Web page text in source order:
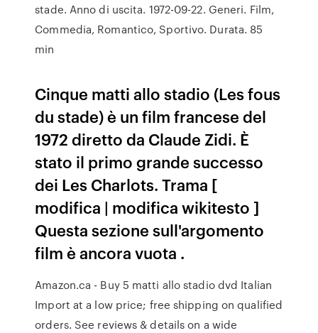
stade. Anno di uscita. 1972-09-22. Generi. Film,
Commedia, Romantico, Sportivo. Durata. 85
min
Cinque matti allo stadio (Les fous
du stade) è un film francese del
1972 diretto da Claude Zidi. È
stato il primo grande successo
dei Les Charlots. Trama [
modifica | modifica wikitesto ]
Questa sezione sull'argomento
film è ancora vuota .
Amazon.ca - Buy 5 matti allo stadio dvd Italian
Import at a low price; free shipping on qualified
orders. See reviews & details on a wide